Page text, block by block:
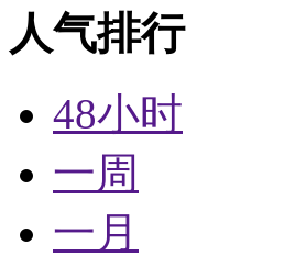
人气排行
48小时
一周
一月